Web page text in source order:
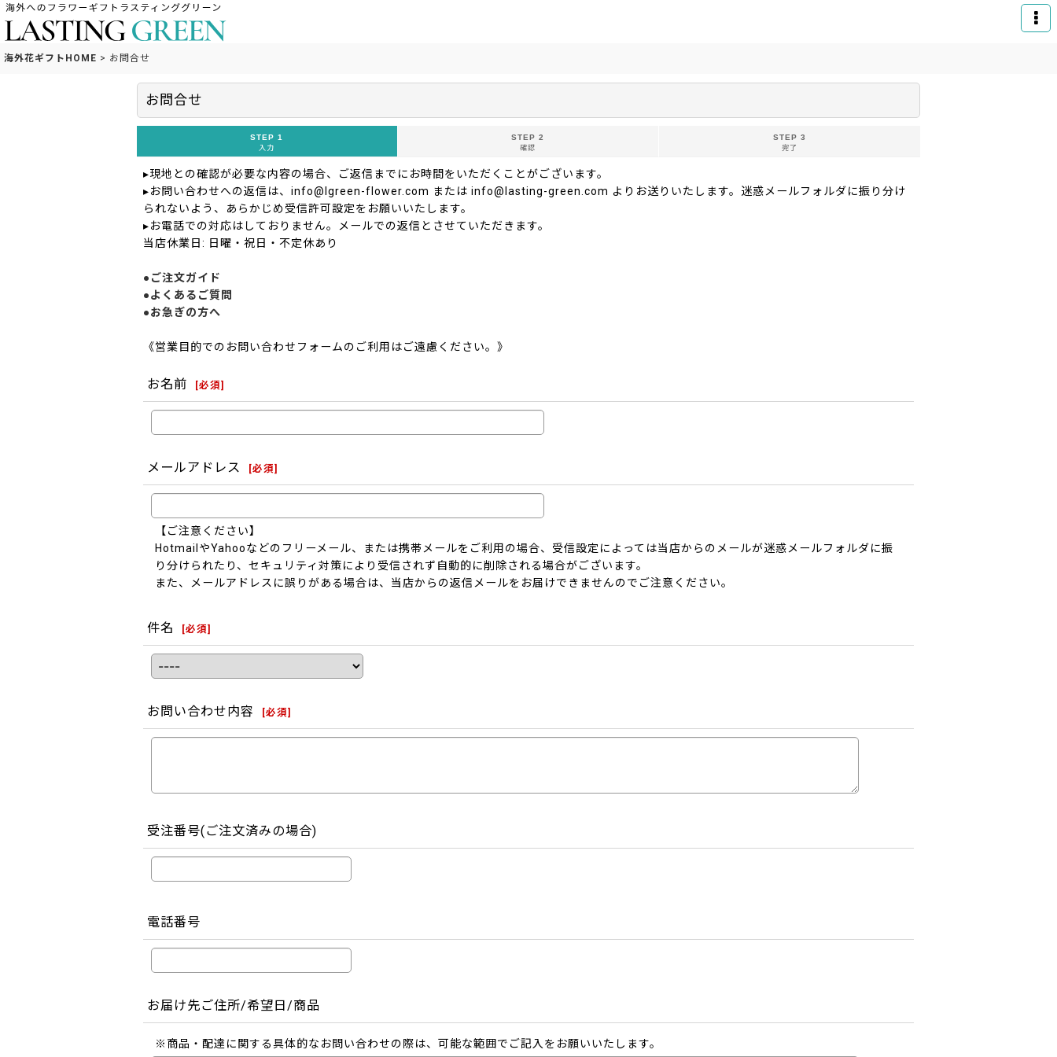
海外花ギフトHOME > お問合せ
お問合せ
STEP 1
入力
STEP 2
確認
STEP 3
完了
▸現地との確認が必要な内容の場合、ご返信までにお時間をいただくことがございます。
▸お問い合わせへの返信は、info@lgreen-flower.com または info@lasting-green.com よりお送りいたします。迷惑メールフォルダに振り分け
られないよう、あらかじめ受信許可設定をお願いいたします。
▸お電話での対応はしておりません。メールでの返信とさせていただきます。
当店休業日: 日曜・祝日・不定休あり
●ご注文ガイド
●よくあるご質問
●お急ぎの方へ
《営業目的でのお問い合わせフォームのご利用はご遠慮ください。》
お名前 [必須]
メールアドレス [必須]
【ご注意ください】
HotmailやYahooなどのフリーメール、または携帯メールをご利用の場合、受信設定によっては当店からのメールが迷惑メールフォルダに振
り分けられたり、セキュリティ対策により受信されず自動的に削除される場合がございます。
また、メールアドレスに誤りがある場合は、当店からの返信メールをお届けできませんのでご注意ください。
件名 [必須]
お問い合わせ内容 [必須]
受注番号(ご注文済みの場合)
電話番号
お届け先ご住所/希望日/商品
※商品・配達に関する具体的なお問い合わせの際は、可能な範囲でご記入をお願いいたします。